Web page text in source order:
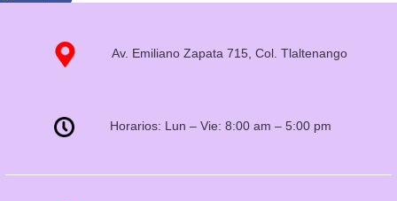
Av. Emiliano Zapata 715, Col. Tlaltenango
Horarios: Lun – Vie: 8:00 am – 5:00 pm